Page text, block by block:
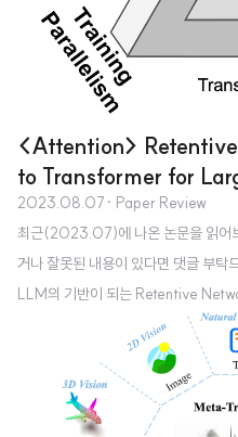
<Attention>
to Transformer for
2023.08.07 · Paper Review
최근(2023.07)에 나온 논문을 읽어
거나 잘못된 내용이 있다면 댓글 부
LLM의 기반이 되는 Retentive
s, parallel training, low-cost
다고 주장. 배경 트랜스포머 기반의
를 집어 삼키고 있지만, 지나치게 많
인해 사용에 제약이 많습니다. 따라서